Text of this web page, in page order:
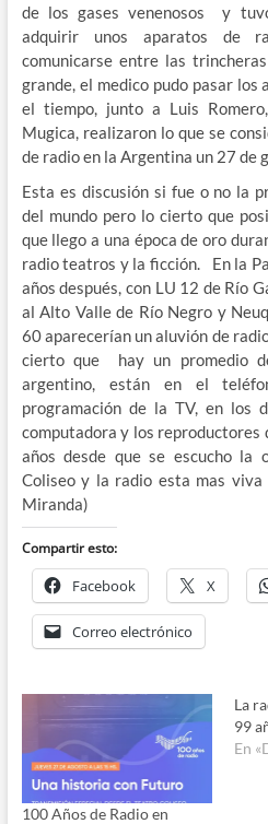
de los gases venenosos y
adquirir unos aparatos de
comunicarse entre las
grande, el medico pudo pasar
el tiempo, junto a Luis
Mugica, realizaron lo que se
de radio en la Argentina un 27 de
Esta es discusión si fue o no la
del mundo pero lo cierto que
que llego a una época de oro
radio teatros y la ficción. En la
años después, con LU 12 de Río
al Alto Valle de Río Negro y
60 aparecerían un aluvión de
cierto que hay un promedio
argentino, están en el
programación de la TV, en los
computadora y los reproductores
años desde que se escucho
Coliseo y la radio esta mas
Miranda)
Compartir esto:
Facebook X
Correo electrónico
100 Años de Radio en
La
99
En